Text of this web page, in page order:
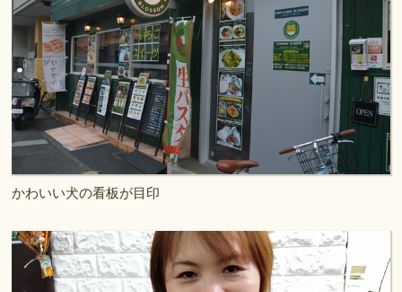
かわいい犬の看板が目印